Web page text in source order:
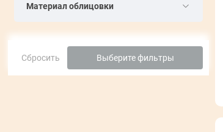
Материал облицовки
Сбросить Выберите фильтры